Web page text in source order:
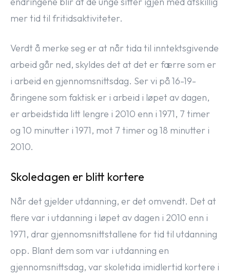
mer tid til fritidsaktiviteter.
Verdt å merke seg er at når tida til inntektsgivende
arbeid går ned, skyldes det at det er færre som er
i arbeid en gjennomsnittsdag. Ser vi på 16-19-
åringene som faktisk er i arbeid i løpet av dagen,
er arbeidstida litt lengre i 2010 enn i 1971, 7 timer
og 10 minutter i 1971, mot 7 timer og 18 minutter i
2010.
Skoledagen er blitt kortere
Når det gjelder utdanning, er det omvendt. Det at
flere var i utdanning i løpet av dagen i 2010 enn i
1971, drar gjennomsnittstallene for tid til utdanning
opp. Blant dem som var i utdanning en
gjennomsnittsdag, var skoletida imidlertid kortere i